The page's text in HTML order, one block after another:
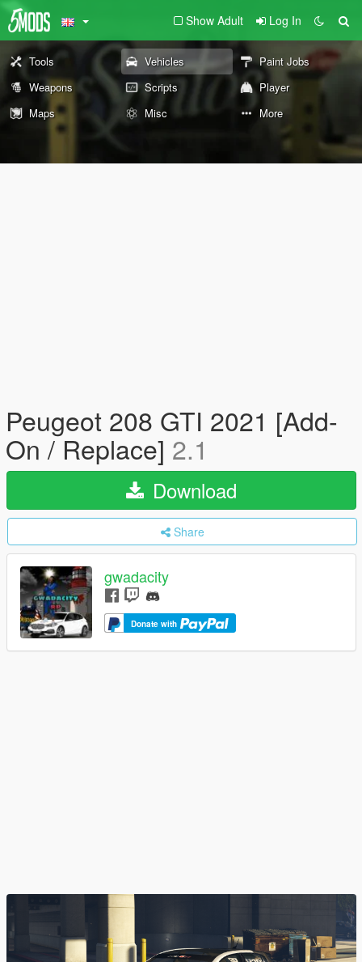
Show Adult Log In
Tools Vehicles
Paint Jobs
Weapons
Scripts
Player
Maps
Misc More
Peugeot 208 GTI 2021 [Add-
On / Replace] 2.1
Download
Share
gwadacity
Donate with